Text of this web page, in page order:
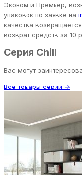
Эконом и Премьер,
упаковок по заявке на
качества
возврат средств за 10
Серия Chill
Вас могут
Все товары серии →